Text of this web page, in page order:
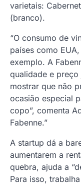
varietais:
(branco).
“O consumo de
países como
exemplo. A
qualidade e
mostrar que não
ocasião especial
copo”, comenta
Fabenne.”
A startup dá a
aumentarem a
quebra, ajuda a
Para isso,